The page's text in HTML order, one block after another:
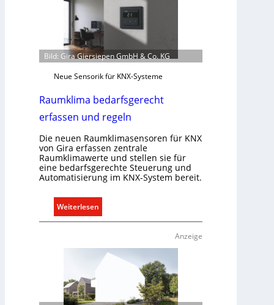
i
f
r
l
l
U
n
t
e
r
r
n
d
Bild: Gira Giersiepen GmbH & Co. KG
Neue Sensorik für KNX-Systeme
Raumklima bedarfsgerecht
erfassen und regeln
Die neuen Raumklimasensoren für KNX
von Gira erfassen zentrale
Raumklimawerte und stellen sie für
eine bedarfsgerechte Steuerung und
Automatisierung im KNX-System bereit.
Weiterlesen
R
m
Anzeige